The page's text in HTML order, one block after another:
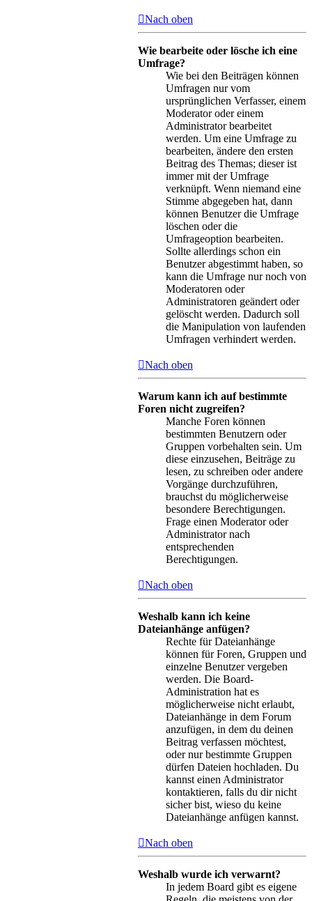
Nach oben
Wie bearbeite oder lösche ich eine
Umfrage?
Wie bei den Beiträgen können
Umfragen nur vom
ursprünglichen Verfasser, einem
Moderator oder einem
Administrator bearbeitet
werden. Um eine Umfrage zu
bearbeiten, ändere den ersten
Beitrag des Themas; dieser ist
immer mit der Umfrage
verknüpft. Wenn niemand eine
Stimme abgegeben hat, dann
können Benutzer die Umfrage
löschen oder die
Umfrageoption bearbeiten.
Sollte allerdings schon ein
Benutzer abgestimmt haben, so
kann die Umfrage nur noch von
Moderatoren oder
Administratoren geändert oder
gelöscht werden. Dadurch soll
die Manipulation von laufenden
Umfragen verhindert werden.
Nach oben
Warum kann ich auf bestimmte
Foren nicht zugreifen?
Manche Foren können
bestimmten Benutzern oder
Gruppen vorbehalten sein. Um
diese einzusehen, Beiträge zu
lesen, zu schreiben oder andere
Vorgänge durchzuführen,
brauchst du möglicherweise
besondere Berechtigungen.
Frage einen Moderator oder
Administrator nach
entsprechenden
Berechtigungen.
Nach oben
Weshalb kann ich keine
Dateianhänge anfügen?
Rechte für Dateianhänge
können für Foren, Gruppen und
einzelne Benutzer vergeben
werden. Die Board-
Administration hat es
möglicherweise nicht erlaubt,
Dateianhänge in dem Forum
anzufügen, in dem du deinen
Beitrag verfassen möchtest,
oder nur bestimmte Gruppen
dürfen Dateien hochladen. Du
kannst einen Administrator
kontaktieren, falls du dir nicht
sicher bist, wieso du keine
Dateianhänge anfügen kannst.
Nach oben
Weshalb wurde ich verwarnt?
In jedem Board gibt es eigene